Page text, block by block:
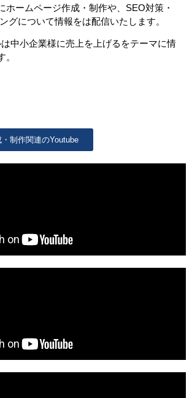
ホームページ作成・制作や、SEO対策・
グについて情報をは配信いたします。
中小企業様に売上を上げるをテーマに情
制作関連のyoutube